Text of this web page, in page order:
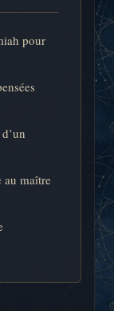
pour
au maître